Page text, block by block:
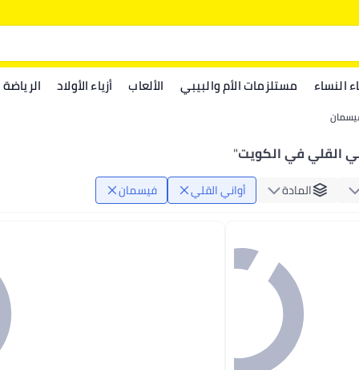
النساء مستلزمات الأم والبيبي الألعاب أزياء الأولاد الرياضة
القلي في الكويت"
المادة أواني القلي فيسمان